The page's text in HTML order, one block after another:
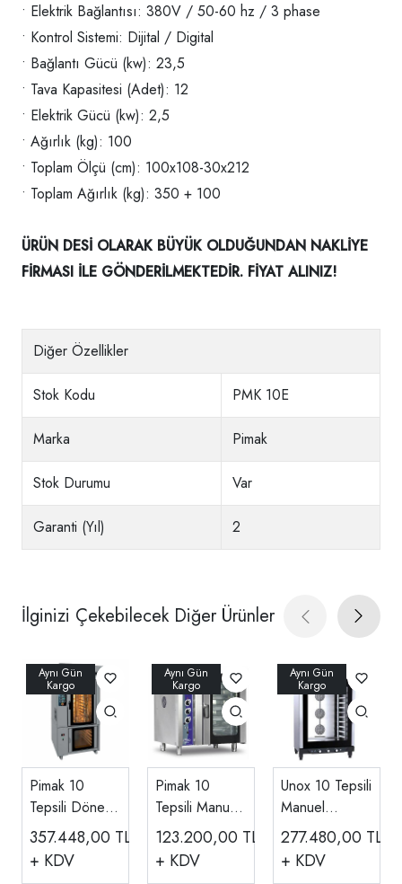
• Elektrik Bağlantısı: 380V / 50-60 hz / 3 phase
• Kontrol Sistemi: Dijital / Digital
• Bağlantı Gücü (kw): 23,5
• Tava Kapasitesi (Adet): 12
• Elektrik Gücü (kw): 2,5
• Ağırlık (kg): 100
• Toplam Ölçü (cm): 100x108-30x212
• Toplam Ağırlık (kg): 350 + 100
ÜRÜN DESİ OLARAK BÜYÜK OLDUĞUNDAN NAKLİYE
FİRMASI İLE GÖNDERİLMEKTEDİR. FİYAT ALINIZ!
Diğer Özellikler
Stok Kodu PMK 10E
Marka Pimak
Stok Durumu Var
Garanti (Yıl) 2
İlginizi Çekebilecek Diğer Ürünler
Pimak 10
Tepsili Döner
Patisserie
Fırın,
Doğalgazlı
357.448,00 TL
+ KDV
Pimak 10
Tepsili Manuel
Konveksiyonel
Fırın,
Doğalgazlı
123.200,00 TL
+ KDV
Unox 10 Tepsili
Manuel
Konveksiyonlu
Fırın Gazlı,
Bakerlux
277.480,00 TL
+ KDV